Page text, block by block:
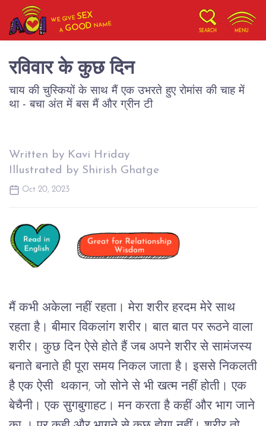
WE GIVESEX
AGOOD NAME
SEARCH MENU
रविवार के कुछ दिन
चाय की चुस्कियों के साथ मैं एक उभरते हुए रोमांस की चाह में
था - बचा अंत में बस मैं और ग्रीन टी
Written by Kavi Hriday
Illustrated by Shirish Ghatge
Oct 20, 2023
मैं कभी अकेला नहीं रहता। मेरा शरीर हरदम मेरे साथ
रहता है। बीमार विकलांग शरीर। बात बात पर रूठने वाला
शरीर। कुछ दिन ऐसे होते हैं जब अपने शरीर से सामंजस्य
बनाते बनाते ही पूरा समय निकल जाता है। इससे निकलती
है एक ऐसी थकान, जो सोने से भी खत्म नहीं होती। एक
बेचैनी। एक सुगबुगाहट। मन करता है कहीं और भाग जाने